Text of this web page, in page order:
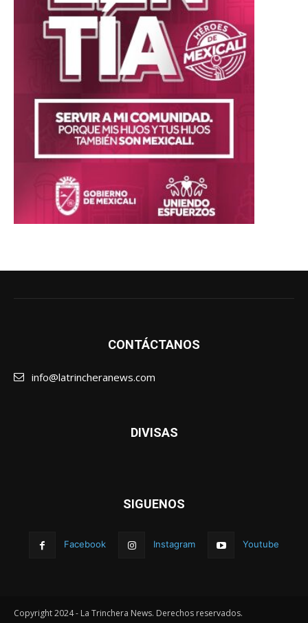
CONTÁCTANOS
info@latrincheranews.com
DIVISAS
SIGUENOS
Facebook Instagram Youtube
Copyright 2024 - La Trinchera News. Derechos reservados.